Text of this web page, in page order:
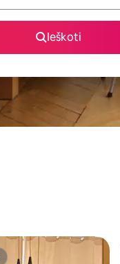
Ieškoti